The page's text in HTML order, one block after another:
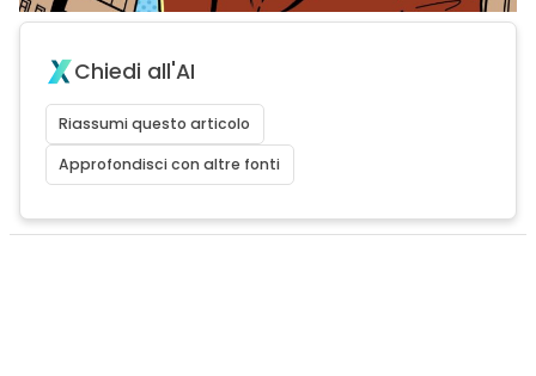
Chiedi all'AI
Riassumi questo articolo
Approfondisci con altre fonti